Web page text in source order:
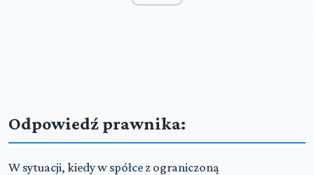
Odpowiedź prawnika:
W sytuacji, kiedy w spółce z ograniczoną